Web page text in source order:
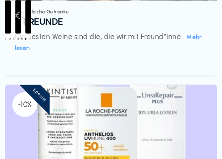
Alkoholische Getränke
III FREUNDE
Die besten Weine sind die, die wir mit Freund*inne... Mehr
lesen
€‎
-10%
Special